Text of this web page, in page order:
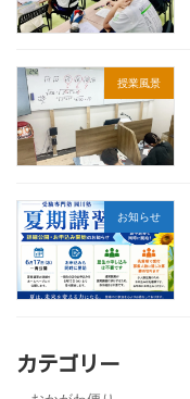
授業風景
お知らせ
カテゴリー